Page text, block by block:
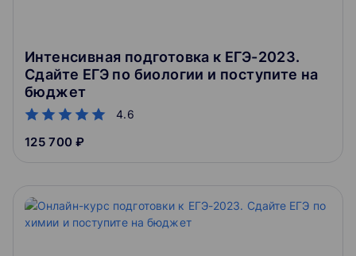
Интенсивная подготовка к ЕГЭ-2023.
Сдайте ЕГЭ по биологии и поступите на
бюджет
4.6
125 700 ₽